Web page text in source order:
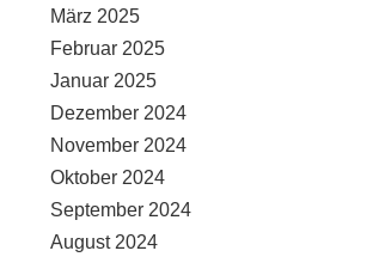
März 2025
Februar 2025
Januar 2025
Dezember 2024
November 2024
Oktober 2024
September 2024
August 2024